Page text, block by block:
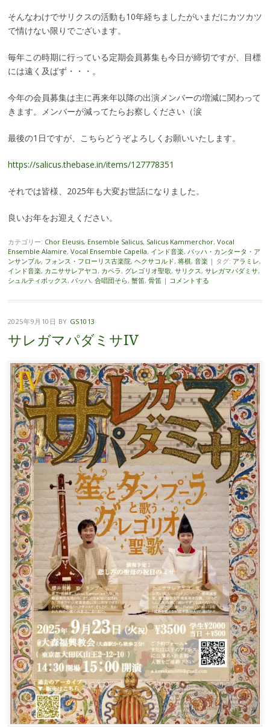
そんなわけでサリクスの活動も10年経ちましたがいまだにカツカツ
で情けない限りでございます。
毎年この時期に行っている定期会員募集も今日が締切ですが、目標
には遠く及ばず・・・。
今年の会員募集は主に再来年以降の出演メンバーの増減に関わって
きます。メンバーが減ってたらお察しください（涙
最後の1日ですが、こちらどうぞよろしくお願いいたします。
https://salicus.thebase.in/items/127778351
それでは皆様、2025年も大変お世話になりました。
良いお年をお迎えください。
カテゴリー: Chor Eleusis, Ensemble Salicus, Salicus Kammerchor, Vocal
Ensemble Alamire, Vocal Ensemble Capella, インド音楽, バッハ・カンタータ・ア
ンサンブル, フォンス・フローリス古楽院, ヘクサコルド, 将棋, 音楽 | タグ: アラミレ,
インド音楽, カニササレアヤコ , カペラ , グレゴリオ聖歌, サリクス , サレガマパダミサ,
シュルティボックス , バッハ, 合唱団そら, 蟹笛, 骨笛 | コメントする
2025年9月10日 BY GS1013
サレガマパダミサIV